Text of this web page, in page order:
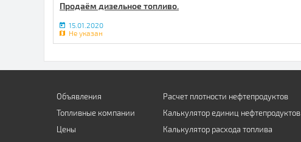
Продаём дизельное топливо.
15.01.2020
Не указан
Объявления
Топливные компании
Цены
Расчет плотности нефтепродуктов
Калькулятор единиц нефтепродуктов
Калькулятор расхода топлива